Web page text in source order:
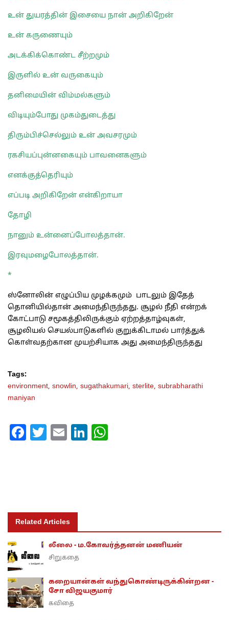
உன் துயரத்தின் இசையை நான் அறிகிறேன்
உன் கருணையும்
அடக்கிக்கொண்ட சீற்றமும்
இருளில் உன் வருகையும்
தனிமையின் விம்மல்களும்
விடியும்போது முகம்துடைத்து
திரும்பிச்செல்லும் உன் அவசரமும்
ரகசியப்புன்னகையும் பாவனைகளும்
எனக்குத்தெரியும்
எப்படி அறிகிறேன் என்கிறாயா
தோழி
நானும் உன்னைப்போலத்தான்.
இரவுமழைபோலத்தான்.
*
ஸ்னோலின் எழுப்பிய முழக்கமும் பாடலும் இதேத்
தொனியில்தான் அமைந்திருந்தது. சூழல் நீதி என்றக்
கோட்பாடு சமூகத்திலிருக்கும் ஏற்றத்தாழ்வுகள்,
சூழலியல் செயல்பாடுகளில் குறுக்கிடாமல் பார்த்துக்
கொள்வதற்கான முயற்சியாக அது அமைந்திருந்தது
Tags:
environment, snowlin, sugathakumari, sterlite, subrabharathi
maniyan
Facebook
Twitter
EmailLinkedIn
Related Articles
லீலை - ம.கோவர்த்தனன் மணியன்
சிறுகதை
கறையான்கள் வந்துகொண்டிருக்கின்றன -
சோ விஜயகுமார்
கவிதை